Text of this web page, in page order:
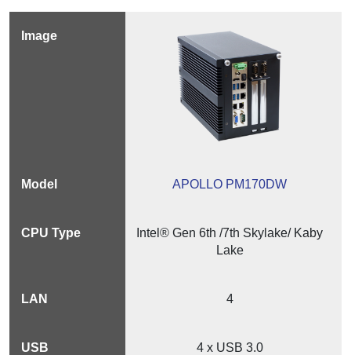
APOLLO PM170DW
Intel® Gen 6th /7th Skylake/ Kaby
Lake
4
4 x USB 3.0